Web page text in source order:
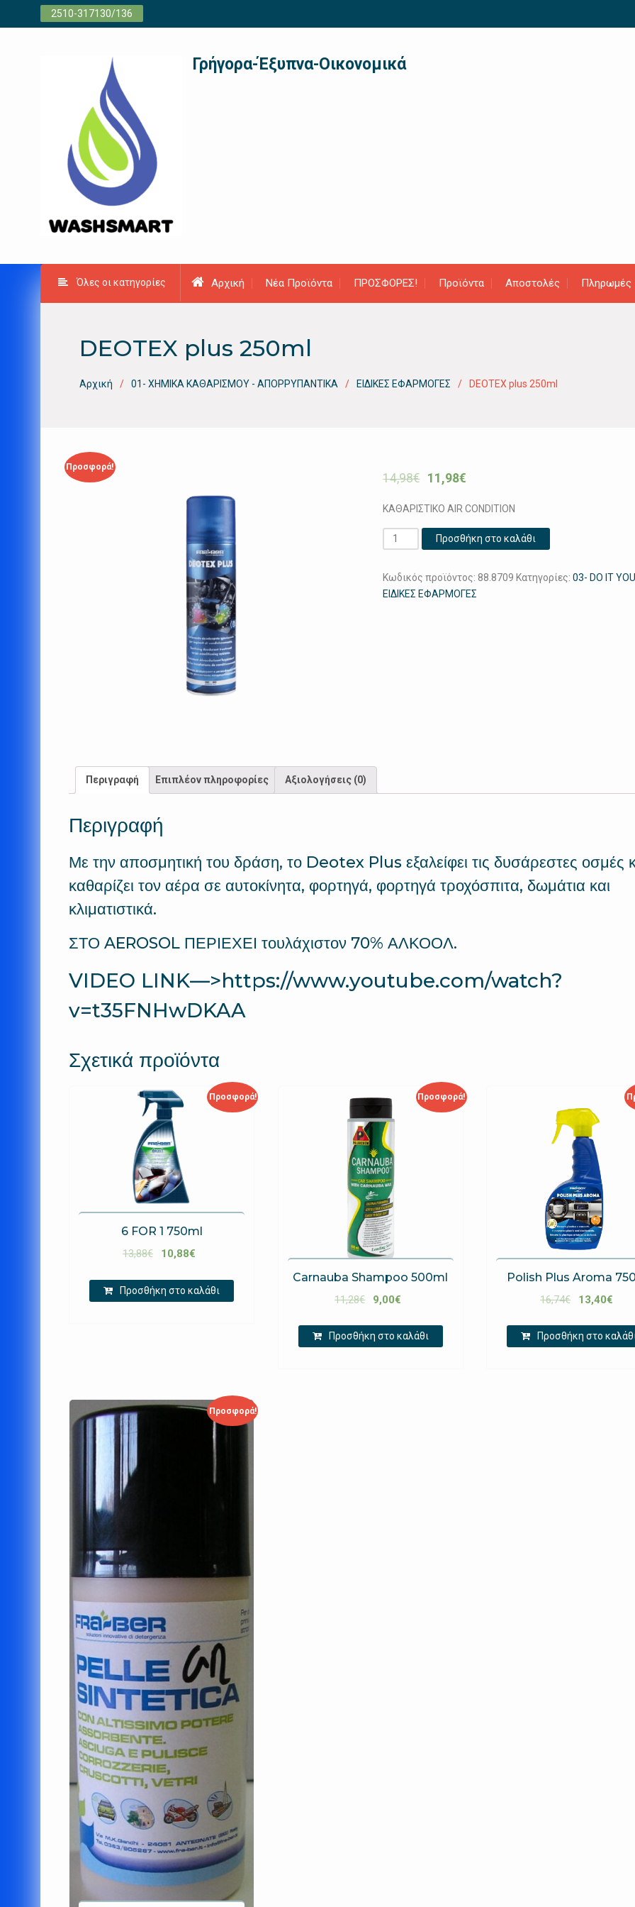
Προχωρήστε
2510-317130/136
Γρήγορα-Έξυπνα-Οικονομικά
Όλες οι κατηγορίες Αρχική Νέα Προϊόντα ΠΡΟΣΦΟΡΕΣ! Προϊόντα Αποστολές Πληρωμές
DEOTEX plus 250ml
Αρχική 01- ΧΗΜΙΚΑ ΚΑΘΑΡΙΣΜΟΥ - ΑΠΟΡΡΥΠΑΝΤΙΚΑ ΕΙΔΙΚΕΣ ΕΦΑΡΜΟΓΕΣ DEOTEX plus 250ml
Προσφορά!
14,98€ 11,98€
ΚΑΘΑΡΙΣΤΙΚΟ AIR CONDITION
DEOTEX
plus
ποσότητα
Προσθήκη στο καλάθι
Κωδικός προϊόντος: 88.8709 Κατηγορίες:03- DO IT
ΕΙΔΙΚΕΣ ΕΦΑΡΜΟΓΕΣ
Περιγραφή Επιπλέον πληροφορίες Αξιολογήσεις (0)
Περιγραφή
Με την αποσμητική του δράση, το Deotex Plus εξαλείφει τις δυσάρεστες οσμές
καθαρίζει τον αέρα σε αυτοκίνητα, φορτηγά, φορτηγά τροχόσπιτα, δωμάτια και
κλιματιστικά.
ΣΤΟ AEROSOL ΠΕΡΙΕΧΕΙ τουλάχιστον 70% ΑΛΚΟΟΛ.
VIDEO LINK—>https://www.youtube.com/watch?
v=t35FNHwDKAA
Σχετικά προϊόντα
Προσφορά!
6 FOR 1 750ml
13,88€ 10,88€
Προσθήκη στο καλάθι
Προσφορά!
Carnauba Shampoo 500ml
11,28€ 9,00€
Προσθήκη στο καλάθι
Polish Plus Aroma
16,74€ 13,40€
Προσθήκη στο
Προσφορά!